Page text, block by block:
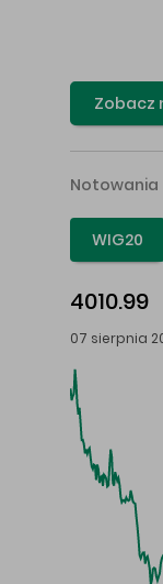
Zobacz
Notowania
WIG20
4010.99
07 sierpnia